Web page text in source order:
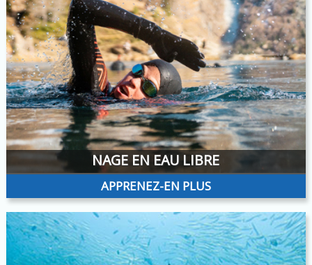
NAGE EN EAU LIBRE
APPRENEZ-EN PLUS